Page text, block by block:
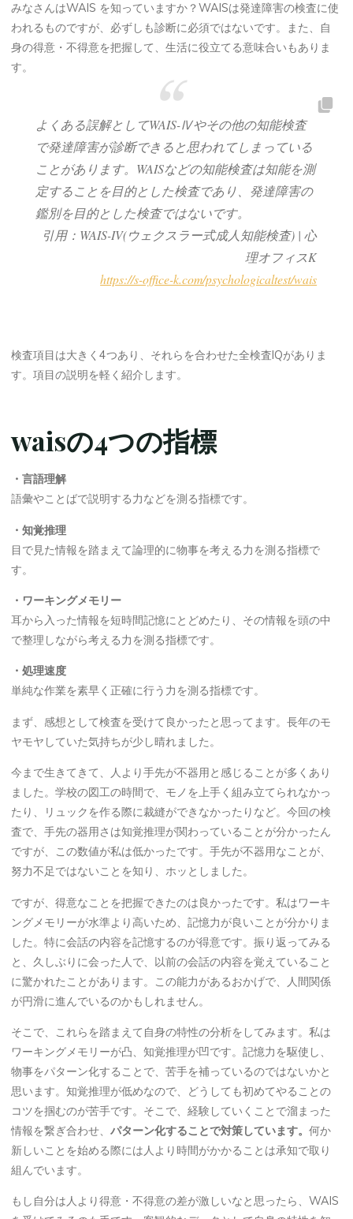
みなさんはWAIS を知っていますか？WAISは発達障害の検査に使
われるものですが、必ずしも診断に必須ではないです。また、自
身の得意・不得意を把握して、生活に役立てる意味合いもありま
す。
よくある誤解としてWAIS-Ⅳやその他の知能検査
で発達障害が診断できると思われてしまっている
ことがあります。 WAISなどの知能検査は知能を測
定することを目的とした検査であり、発達障害の
鑑別を目的とした検査ではないです。
引用：WAIS-IV(ウェクスラー式成人知能検査) | 心
理オフィスK
https://s-office-k.com/psychologicaltest/wais
検査項目は大きく4つあり、それらを合わせた全検査IQがありま
す。項目の説明を軽く紹介します。
waisの4つの指標
・言語理解
語彙やことばで説明する力などを測る指標です。
・知覚推理
目で見た情報を踏まえて論理的に物事を考える力を測る指標で
す。
・ワーキングメモリー
耳から入った情報を短時間記憶にとどめたり、その情報を頭の中
で整理しながら考える力を測る指標です。
・処理速度
単純な作業を素早く正確に行う力を測る指標です。
まず、感想として検査を受けて良かったと思ってます。長年のモ
ヤモヤしていた気持ちが少し晴れました。
今まで生きてきて、人より手先が不器用と感じることが多くあり
ました。学校の図工の時間で、モノを上手く組み立てられなかっ
たり、リュックを作る際に裁縫ができなかったりなど。今回の検
査で、手先の器用さは知覚推理が関わっていることが分かったん
ですが、この数値が私は低かったです。手先が不器用なことが、
努力不足ではないことを知り、ホッとしました。
ですが、得意なことを把握できたのは良かったです。私はワーキ
ングメモリーが水準より高いため、記憶力が良いことが分かりま
した。特に会話の内容を記憶するのが得意です。振り返ってみる
と、久しぶりに会った人で、以前の会話の内容を覚えていること
に驚かれたことがあります。この能力があるおかげで、人間関係
が円滑に進んでいるのかもしれません。
そこで、これらを踏まえて自身の特性の分析をしてみます。私は
ワーキングメモリーが凸、知覚推理が凹です。記憶力を駆使し、
物事をパターン化することで、苦手を補っているのではないかと
思います。知覚推理が低めなので、どうしても初めてやることの
コツを掴むのが苦手です。そこで、経験していくことで溜まった
情報を繋ぎ合わせ、パターン化することで対策しています。何か
新しいことを始める際には人より時間がかかることは承知で取り
組んでいます。
もし自分は人より得意・不得意の差が激しいなと思ったら、WAIS